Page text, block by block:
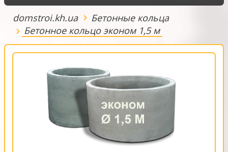
domstroi.kh.ua
Бетонные кольца
Бетонное кольцо эконом 1,5 м